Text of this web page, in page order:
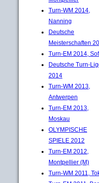
Turn-WM 2014,
Nanning
Deutsche
Meisterschaften
Turn-EM 2014,
Deutsche Turn-
2014
Turn-WM 2013,
Antwerpen
Turn-EM 2013,
Moskau
OLYMPISCHE
SPIELE 2012
Turn-EM 2012,
Montpellier (M)
Turn-WM 2011,